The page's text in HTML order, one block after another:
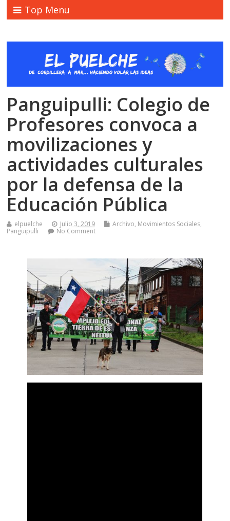
Top Menu
Panguipulli: Colegio de
Profesores convoca a
movilizaciones y
actividades culturales
por la defensa de la
Educación Pública
elpuelche Julio 3, 2019 Archivo, Movimientos Sociales,
Panguipulli
No Comment